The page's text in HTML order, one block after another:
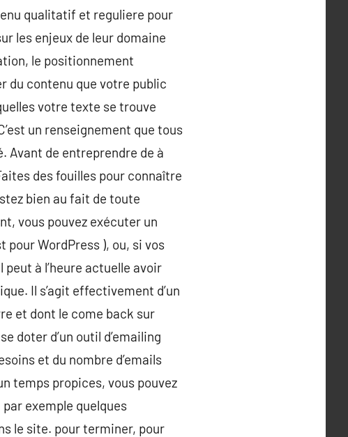
qualitatif et reguliere pour
les enjeux de leur domaine
le positionnement
du contenu que votre public
votre texte se trouve
un renseignement que tous
Avant de entreprendre de à
des fouilles pour connaître
bien au fait de toute
vous pouvez exécuter un
pour WordPress ), ou, si vos
à l’heure actuelle avoir
Il s’agit effectivement d’un
et dont le come back sur
doter d’un outil d’emailing
et du nombre d’emails
temps propices, vous pouvez
exemple quelques
le site. pour terminer, pour